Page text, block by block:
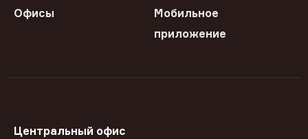
Офисы
Мобильное
приложение
Центральный офис